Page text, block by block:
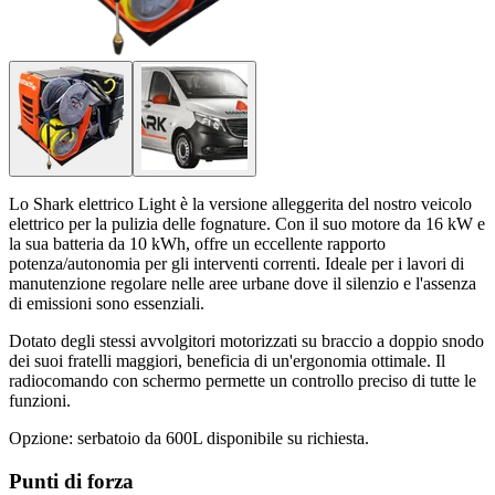
Lo Shark elettrico Light è la versione alleggerita del nostro veicolo
elettrico per la pulizia delle fognature. Con il suo motore da 16 kW e
la sua batteria da 10 kWh, offre un eccellente rapporto
potenza/autonomia per gli interventi correnti. Ideale per i lavori di
manutenzione regolare nelle aree urbane dove il silenzio e l'assenza
di emissioni sono essenziali.
Dotato degli stessi avvolgitori motorizzati su braccio a doppio snodo
dei suoi fratelli maggiori, beneficia di un'ergonomia ottimale. Il
radiocomando con schermo permette un controllo preciso di tutte le
funzioni.
Opzione: serbatoio da 600L disponibile su richiesta.
Punti di forza